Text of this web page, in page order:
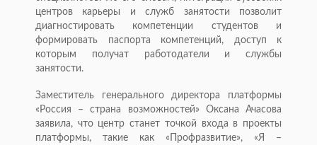
центров карьеры и служб занятости позволит
диагностировать компетенции студентов и
формировать паспорта компетенций, доступ к
которым получат работодатели и службы
занятости.
Заместитель генерального директора платформы
«Россия – страна возможностей» Оксана Ачасова
заявила, что центр станет точкой входа в проекты
платформы, такие как «Профразвитие», «Я –